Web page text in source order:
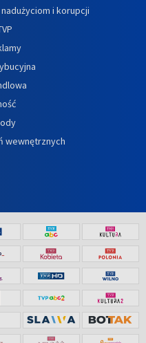
i korupcji
wewnętrznych